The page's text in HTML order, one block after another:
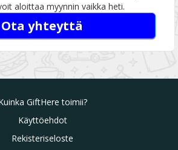
aloittaa myynnin vaikka heti.
Ota yhteyttä
GiftHere toimii?
Käyttöehdot
Rekisteriseloste